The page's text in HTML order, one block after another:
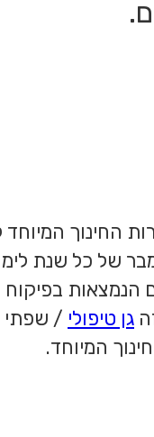
החינוך המיוחד
עד ליום ה - 15 בנובמבר
הנמצאות
גן טיפולי / שפתי
המיוחד.